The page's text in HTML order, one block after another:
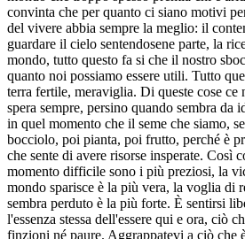
convinta che per quanto ci siano motivi
del vivere abbia sempre la meglio: il
guardare il cielo sentendosene parte, la
mondo, tutto questo fa si che il nostro
quanto noi possiamo essere utili. Tutto
terra fertile, meraviglia. Di queste cose ce
spera sempre, persino quando sembra
in quel momento che il seme che siamo,
bocciolo, poi pianta, poi frutto, perché è
che sente di avere risorse insperate. Così
momento difficile sono i più preziosi, la
mondo sparisce è la più vera, la voglia di
sembra perduto è la più forte. È sentirsi
l'essenza stessa dell'essere qui e ora, ciò
finzioni né paure. Aggrappatevi a ciò che